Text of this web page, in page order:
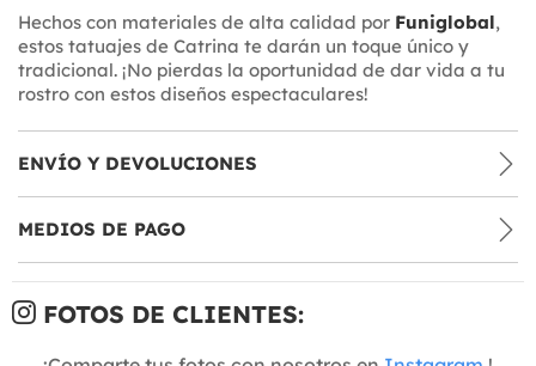
Hechos con materiales de alta calidad por Funiglobal,
estos tatuajes de Catrina te darán un toque único y
tradicional. ¡No pierdas la oportunidad de dar vida a tu
rostro con estos diseños espectaculares!
ENVÍO Y DEVOLUCIONES
MEDIOS DE PAGO
FOTOS DE CLIENTES: